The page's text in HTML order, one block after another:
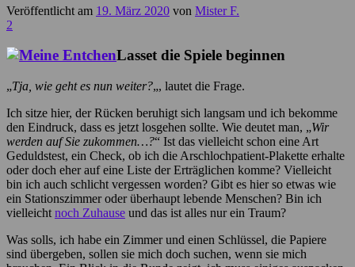
Veröffentlicht am 19. März 2020 von Mister F.
2
Lasset die Spiele beginnen
„Tja, wie geht es nun weiter?„, lautet die Frage.
Ich sitze hier, der Rücken beruhigt sich langsam und ich bekomme
den Eindruck, dass es jetzt losgehen sollte. Wie deutet man, „Wir
werden auf Sie zukommen…?“ Ist das vielleicht schon eine Art
Geduldstest, ein Check, ob ich die Arschlochpatient-Plakette erhalte
oder doch eher auf eine Liste der Erträglichen komme? Vielleicht
bin ich auch schlicht vergessen worden? Gibt es hier so etwas wie
ein Stationszimmer oder überhaupt lebende Menschen? Bin ich
vielleicht noch Zuhause und das ist alles nur ein Traum?
Was solls, ich habe ein Zimmer und einen Schlüssel, die Papiere
sind übergeben, sollen sie mich doch suchen, wenn sie mich